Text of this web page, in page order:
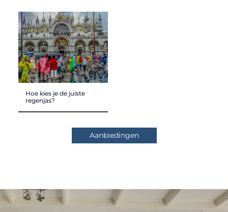
Hoe kies je de juiste
regenjas?
Aanbiedingen